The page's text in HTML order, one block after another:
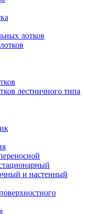
лотков
лестничного типа
и настенный